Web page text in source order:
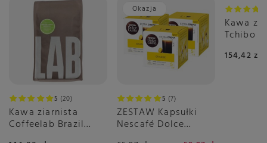
5 20
Kawa ziarnista
Coffeelab Brazil
Okazja
5 7
ZESTAW Kapsułki
Nescafé Dolce
Kawa
Tchibo
154,42 zł